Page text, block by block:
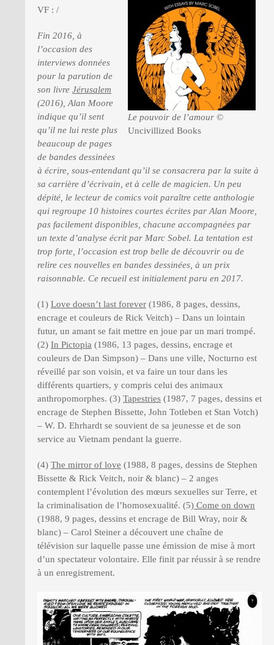
PRESSE
Le pouvoir de l’amour ©
Uncivillized Books
VF : /
Fin 2016, à
l’occasion des
interviews données
pour la parution de
son livre Jérusalem
(2016), Alan Moore
indique qu’il sent
qu’il ne lui reste plus
beaucoup de pages
de bandes dessinées
à écrire, sous-entendant qu’il se consacrera par la suite à
sa carrière d’écrivain, et à celle de magicien. Un peu
dépité, le lecteur de comics voit paraître cette anthologie
qui regroupe 10 histoires courtes écrites par Alan Moore,
pas facilement disponibles, chacune accompagnées par
un texte d’analyse écrit par Marc Sobel. La tentation est
trop forte, l’occasion est trop belle de découvrir ou de
relire ces nouvelles en bandes dessinées, à un prix
raisonnable. Ce recueil est initialement paru en 2017.
(1) Love doesn’t last forever (1986, 8 pages, dessins,
encrage et couleurs de Rick Veitch) – Dans un lointain
futur, un amant se fait mettre en joue par un mari trompé.
(2) In Pictopia (1986, 13 pages, dessins, encrage et
couleurs de Dan Simpson) – Dans une ville, Nocturno est
réveillé par son voisin, et va faire un tour dans les
différents quartiers, y compris celui des animaux
anthropomorphes. (3) Tapestries (1987, 7 pages, dessins et
encrage de Stephen Bissette, John Totleben et Stan Votch)
– W. D. Ehrhardt se souvient de sa jeunesse et de son
service au Vietnam pendant la guerre.
(4) The mirror of love (1988, 8 pages, dessins de Stephen
Bissette & Rick Veitch, noir & blanc) – 2 anges
contemplent l’évolution des mœurs sexuelles sur Terre, et
la criminalisation de l’homosexualité. (5) Come on down
(1988, 9 pages, dessins et encrage de Bill Wray, noir &
blanc) – Carol Steiner a découvert une chaîne de
télévision sur laquelle passe une émission de mise à mort
d’un spectateur volontaire. Elle finit par réussir à se rendre
à un enregistrement.